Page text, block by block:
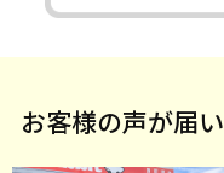
お客様の声が届